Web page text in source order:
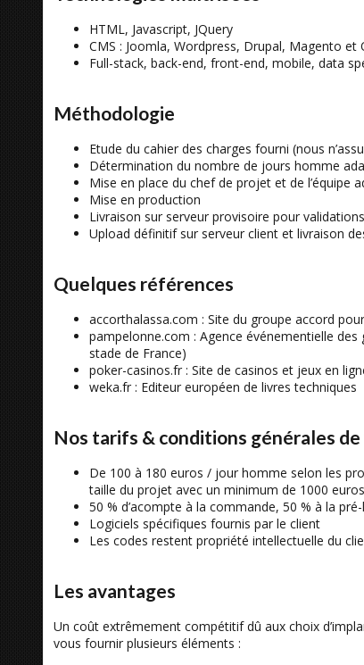
HTML, Javascript, JQuery
CMS : Joomla, Wordpress, Drupal, Magento et
Full-stack, back-end, front-end, mobile, data
Méthodologie
Etude du cahier des charges fourni (nous
Détermination du nombre de jours homme
Mise en place du chef de projet et de l’équipe
Mise en production
Livraison sur serveur provisoire pour
Upload définitif sur serveur client et livraison
Quelques références
accorthalassa.com : Site du groupe accord
pampelonne.com : Agence événementielle
stade de France)
poker-casinos.fr : Site de casinos et jeux en
weka.fr : Editeur européen de livres techniques
Nos tarifs & conditions générales
De 100 à 180 euros / jour homme selon les
taille du projet avec un minimum de 1000
50 % d’acompte à la commande, 50 % à la
Logiciels spécifiques fournis par le client
Les codes restent propriété intellectuelle du
Les avantages
Un coût extrêmement compétitif dû aux choix
vous fournir plusieurs éléments :